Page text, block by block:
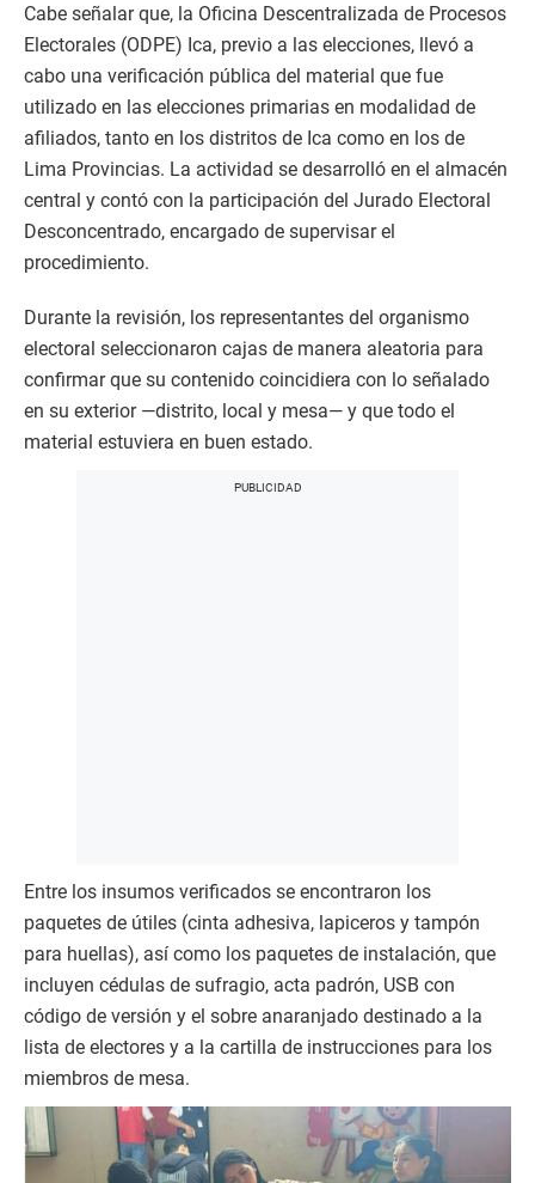
Cabe señalar que, la Oficina Descentralizada de Procesos
Electorales (ODPE) Ica, previo a las elecciones, llevó a
cabo una verificación pública del material que fue
utilizado en las elecciones primarias en modalidad de
afiliados, tanto en los distritos de Ica como en los de
Lima Provincias. La actividad se desarrolló en el almacén
central y contó con la participación del Jurado Electoral
Desconcentrado, encargado de supervisar el
procedimiento.
Durante la revisión, los representantes del organismo
electoral seleccionaron cajas de manera aleatoria para
confirmar que su contenido coincidiera con lo señalado
en su exterior —distrito, local y mesa— y que todo el
material estuviera en buen estado.
Entre los insumos verificados se encontraron los
paquetes de útiles (cinta adhesiva, lapiceros y tampón
para huellas), así como los paquetes de instalación, que
incluyen cédulas de sufragio, acta padrón, USB con
código de versión y el sobre anaranjado destinado a la
lista de electores y a la cartilla de instrucciones para los
miembros de mesa.